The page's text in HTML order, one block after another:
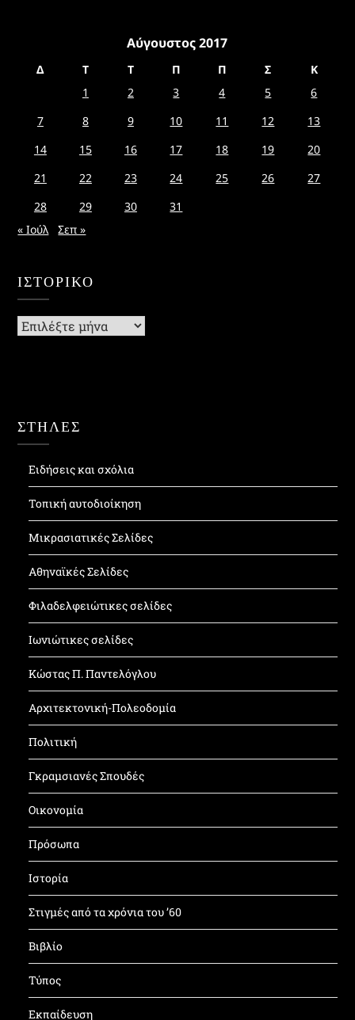
Αύγουστος 2017
Δ Τ Τ Π Π Σ
Κ
1
2 3 4 5
6
7
8 9 10 11 12
13
14
15 16 17 18 19
20
21
22 23 24 25 26
27
28
29 30
31
« Ιούλ
Σεπ »
ΙΣΤΟΡΙΚΌ
Ιστορικό
ΣΤΗΛΕΣ
Ειδήσεις και σχόλια
Τοπική αυτοδιοίκηση
Μικρασιατικές Σελίδες
Αθηναϊκές Σελίδες
Φιλαδελφειώτικες σελίδες
Ιωνιώτικες σελίδες
Κώστας Π. Παντελόγλου
Αρχιτεκτονική-Πολεοδομία
Πολιτική
Γκραμσιανές Σπουδές
Οικονομία
Πρόσωπα
Ιστορία
Στιγμές από τα χρόνια του ’60
Βιβλίο
Τύπος
Εκπαίδευση